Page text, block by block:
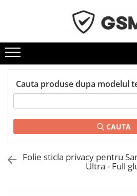
Folii de protectie
Folii Samsung
Folii Iphone
Folii Motorola
Folii OnePlus
Cauta produse dupa modelul
CAUTA
Folie sticla privacy pentru
Ultra - Full